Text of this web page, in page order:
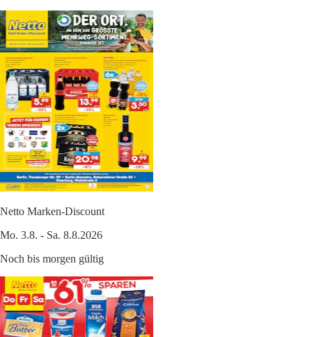
Netto Marken-Discount
Mo. 3.8. - Sa. 8.8.2026
Noch bis morgen gültig